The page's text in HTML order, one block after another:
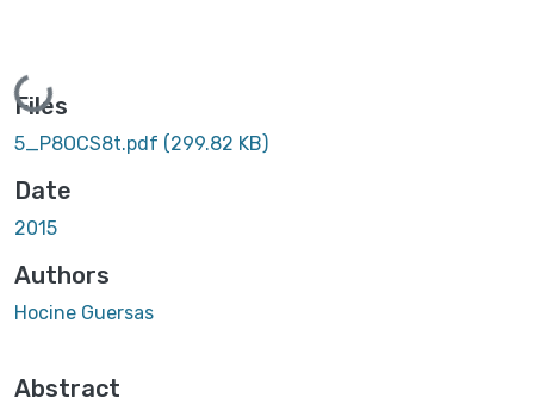
Loading...
Files
5_P8OCS8t.pdf (299.82 KB)
Date
2015
Authors
Hocine Guersas
Abstract